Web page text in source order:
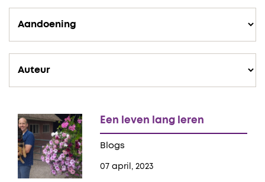
07 april, 2023
Blogs
Een leven lang leren